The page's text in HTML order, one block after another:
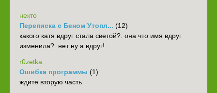
некто
Переписка с Беном Утопл... (12)
какого катя вдруг стала светой?. она что имя вдруг
изменила?. нет ну а вдруг!
r0zetka
Ошибка программы (1)
ждите вторую часть